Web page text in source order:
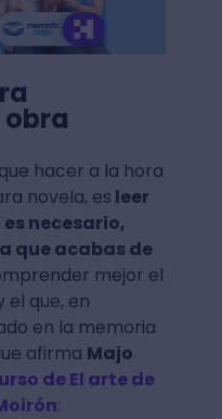
hacer a la hora
novela, es leer
necesario,
que acabas de
mejor el
el que, en
en la memoria
afirma Majo
de El arte de
: